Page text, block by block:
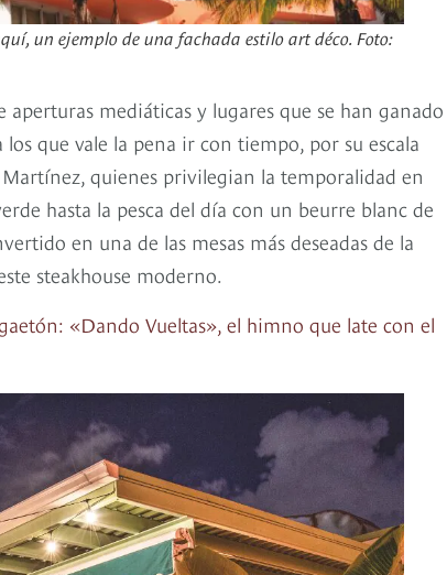
un ejemplo de una fachada estilo art déco. Foto:
mediáticas y lugares que se han ganado
que vale la pena ir con tiempo, por su escala
quienes privilegian la temporalidad en
hasta la pesca del día con un beurre blanc de
en una de las mesas más deseadas de la
steakhouse moderno.
«Dando Vueltas», el himno que late con el